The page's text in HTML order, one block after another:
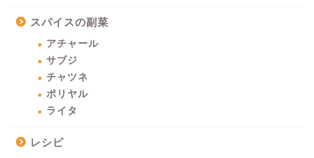
スパイスの副菜
アチャール
サブジ
チャツネ
ポリヤル
ライタ
レシピ